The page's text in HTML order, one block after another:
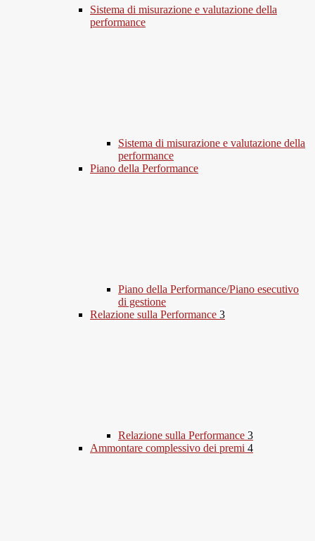
Sistema di misurazione e valutazione della
performance
Sistema di misurazione e valutazione della
performance
Piano della Performance
Piano della Performance/Piano esecutivo
di gestione
Relazione sulla Performance 3
Relazione sulla Performance 3
Ammontare complessivo dei premi 4